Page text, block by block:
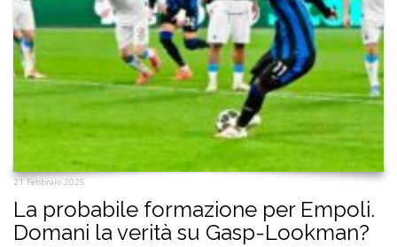
21 Febbraio 2025
La probabile formazione per Empoli.
Domani la verità su Gasp-Lookman?